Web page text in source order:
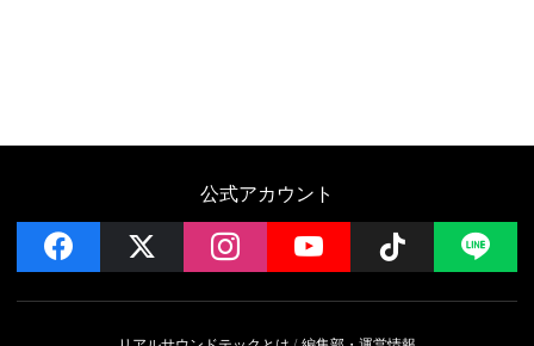
公式アカウント
facebook instagramYouTube Follow